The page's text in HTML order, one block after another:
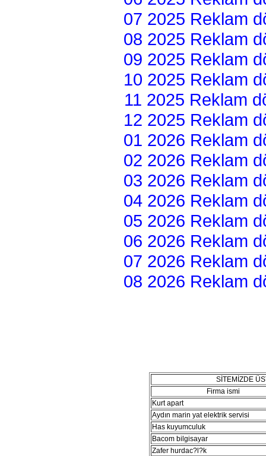
07 2025 Reklam
08 2025 Reklam
09 2025 Reklam
10 2025 Reklam
11 2025 Reklam
12 2025 Reklam
01 2026 Reklam
02 2026 Reklam
03 2026 Reklam
04 2026 Reklam
05 2026 Reklam
06 2026 Reklam
07 2026 Reklam
08 2026 Reklam
SİTEMİZDE
Firma ismi
Kurt apart
Aydın marin yat elektrik servisi
Has kuyumculuk
Bacom bilgisayar
Zafer hurdac?l?k